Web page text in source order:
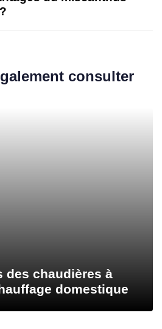
consulter
des chaudières à
domestique